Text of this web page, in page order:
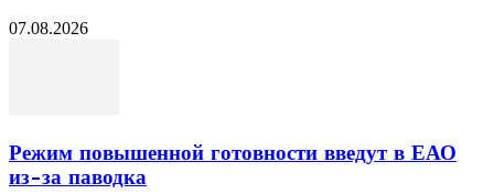
07.08.2026
Режим повышенной готовности введут в ЕАО
из-за паводка